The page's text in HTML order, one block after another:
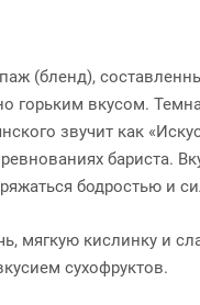
(бленд),
горьким вкусом.
звучит как
бариста.
бодростью и
мягкую кислинку и
сухофруктов.